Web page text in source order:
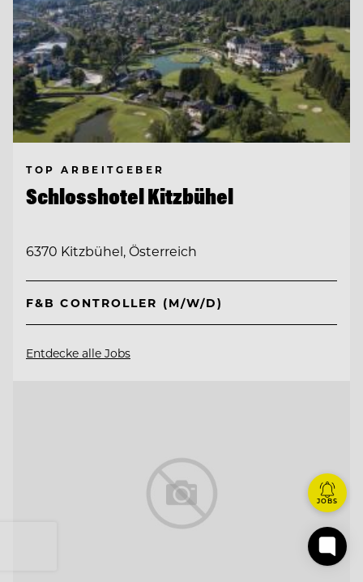
TOP ARBEITGEBER
Schlosshotel Kitzbühel
6370 Kitzbühel, Österreich
F&B CONTROLLER (M/W/D)
Entdecke alle Jobs
JOBS